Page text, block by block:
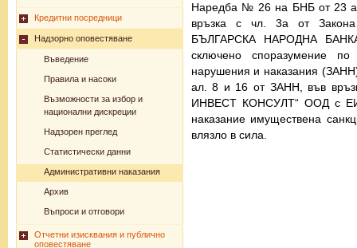
Кредитни посредници
Надзорно оповестяване
Въведение
Правила и насоки
Възможности за избор и
национални дискреции
Надзорен преглед
Статистически данни
Административни наказания
Архив
Въпроси и отговори
Отчетни изисквания и публично
оповестяване
Наредба № 26 на БНБ от 23
връзка с чл. 3а от Закона
БЪЛГАРСКА НАРОДНА
сключено споразумение
нарушения и наказания
ал. 8 и 16 от ЗАНН, във
ИНВЕСТ КОНСУЛТ“ ООД с
наказание имуществена
влязло в сила.